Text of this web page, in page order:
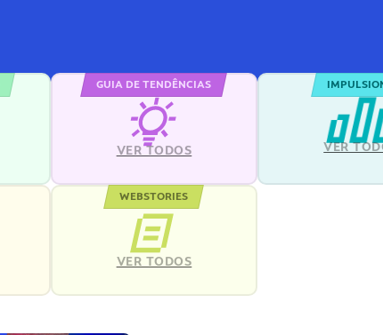
GUIA DE TENDÊNCIAS
VER TODOS VER
WEBSTORIES
VER TODOS